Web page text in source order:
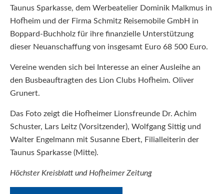
Taunus Sparkasse, dem Werbeatelier Dominik Malkmus in
Hofheim und der Firma Schmitz Reisemobile GmbH in
Boppard-Buchholz für ihre finanzielle Unterstützung
dieser Neuanschaffung von insgesamt Euro 68 500 Euro.
Vereine wenden sich bei Interesse an einer Ausleihe an
den Busbeauftragten des Lion Clubs Hofheim. Oliver
Grunert.
Das Foto zeigt die Hofheimer Lionsfreunde Dr. Achim
Schuster, Lars Leitz (Vorsitzender), Wolfgang Sittig und
Walter Engelmann mit Susanne Ebert, Filialleiterin der
Taunus Sparkasse (Mitte).
Höchster Kreisblatt und Hofheimer Zeitung